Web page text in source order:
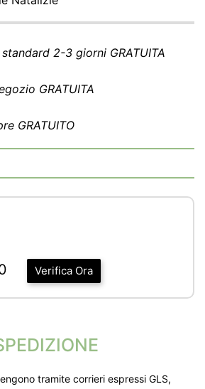
2-3 giorni GRATUITA
GRATUITA
GRATUITO
Verifica Ora
tramite corrieri espressi GLS,